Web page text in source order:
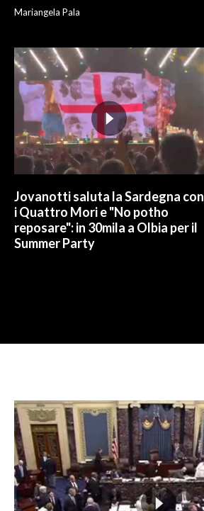
Mariangela Pala
Jovanotti saluta la Sardegna con
i Quattro Mori e "No potho
reposare": in 30mila a Olbia per il
Summer Party